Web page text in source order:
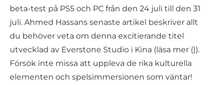
beta-test på PS5 och PC från den 24 juli till den 31
juli. Ahmed Hassans senaste artikel beskriver allt
du behöver veta om denna excitierande titel
utvecklad av Everstone Studio i Kina (läsa mer ()).
Försök inte missa att uppleva de rika kulturella
elementen och spelsimmersionen som väntar!